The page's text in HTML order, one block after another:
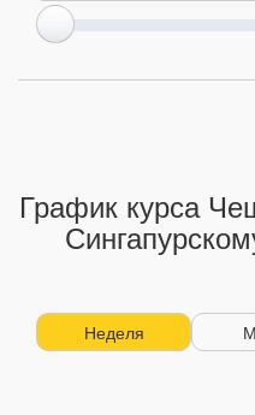
График курса
Неделя